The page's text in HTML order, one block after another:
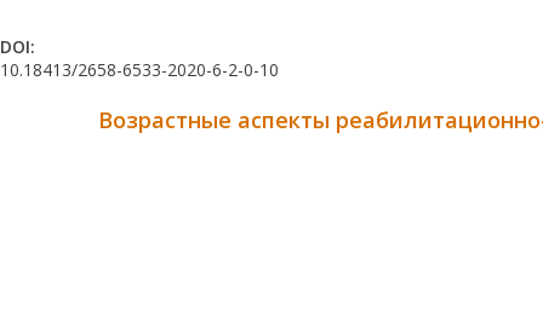
DOI:
10.18413/2658-6533-2020-6-2-0-10
Возрастные аспекты